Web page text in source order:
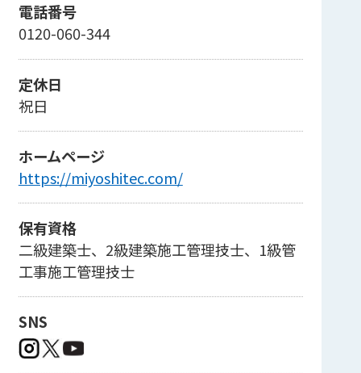
電話番号
0120-060-344
定休日
祝日
ホームページ
https://miyoshitec.com/
保有資格
二級建築士、2級建築施工管理技士、1級管
工事施工管理技士
SNS